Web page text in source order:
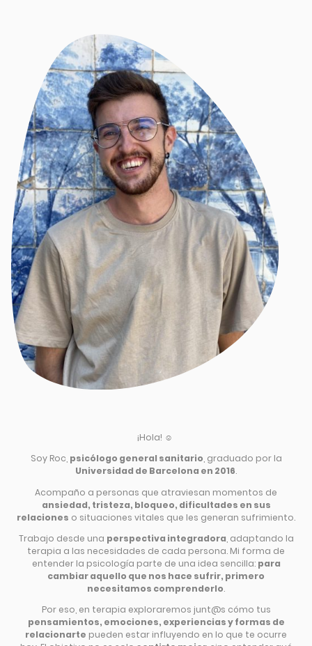
¡Hola! ☺️
Soy Roc, psicólogo general sanitario , graduado por la
Universidad de Barcelona en 2016.
Acompaño a personas que atraviesan momentos de
ansiedad, tristeza, bloqueo, dificultades en sus
relaciones o situaciones vitales que les generan sufrimiento.
Trabajo desde una perspectiva integradora , adaptando la
terapia a las necesidades de cada persona. Mi forma de
entender la psicología parte de una idea sencilla: para
cambiar aquello que nos hace sufrir, primero
necesitamos comprenderlo.
Por eso, en terapia exploraremos junt@s cómo tus
pensamientos, emociones, experiencias y formas de
relacionarte pueden estar influyendo en lo que te ocurre